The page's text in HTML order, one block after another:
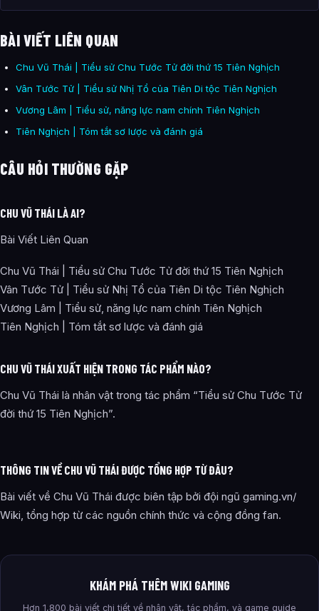
BÀI VIẾT LIÊN QUAN
Chu Vũ Thái | Tiểu sử Chu Tước Tử đời thứ 15 Tiên Nghịch
Vân Tước Tử | Tiểu sử Nhị Tổ của Tiên Di tộc Tiên Nghịch
Vương Lâm | Tiểu sử, năng lực nam chính Tiên Nghịch
Tiên Nghịch | Tóm tắt sơ lược và đánh giá
CÂU HỎI THƯỜNG GẶP
CHU VŨ THÁI LÀ AI?
Bài Viết Liên Quan
Chu Vũ Thái | Tiểu sử Chu Tước Tử đời thứ 15 Tiên Nghịch
Vân Tước Tử | Tiểu sử Nhị Tổ của Tiên Di tộc Tiên Nghịch
Vương Lâm | Tiểu sử, năng lực nam chính Tiên Nghịch
Tiên Nghịch | Tóm tắt sơ lược và đánh giá
CHU VŨ THÁI XUẤT HIỆN TRONG TÁC PHẨM NÀO?
Chu Vũ Thái là nhân vật trong tác phẩm “Tiểu sử Chu Tước Tử
đời thứ 15 Tiên Nghịch”.
THÔNG TIN VỀ CHU VŨ THÁI ĐƯỢC TỔNG HỢP TỪ ĐÂU?
Bài viết về Chu Vũ Thái được biên tập bởi đội ngũ gaming.vn/
Wiki, tổng hợp từ các nguồn chính thức và cộng đồng fan.
KHÁM PHÁ THÊM WIKI GAMING
Hơn 1,800 bài viết chi tiết về nhân vật, tác phẩm, và game guide